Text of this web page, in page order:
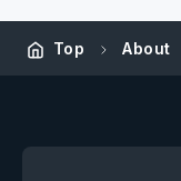
Top About